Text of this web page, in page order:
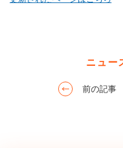
前の記事
ニュー